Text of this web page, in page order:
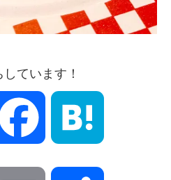
ています！
Facebook